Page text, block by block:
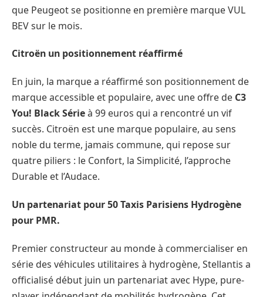
que Peugeot se positionne en première marque VUL
BEV sur le mois.
Citroën un positionnement réaffirmé
En juin, la marque a réaffirmé son positionnement de
marque accessible et populaire, avec une offre de C3
You! Black Sérieà 99 euros qui a rencontré un vif
succès. Citroën est une marque populaire, au sens
noble du terme, jamais commune, qui repose sur
quatre piliers : le Confort, la Simplicité, l’approche
Durable et l’Audace.
Un partenariat pour 50 Taxis Parisiens Hydrogène
pour PMR.
Premier constructeur au monde à commercialiser en
série des véhicules utilitaires à hydrogène, Stellantis a
officialisé début juin un partenariat avec Hype, pure-